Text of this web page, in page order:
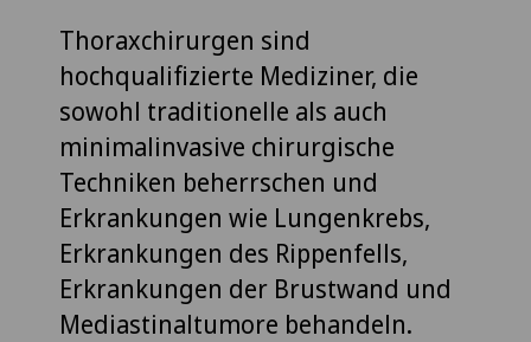
Thoraxchirurgen sind
hochqualifizierte Mediziner, die
sowohl traditionelle als auch
minimalinvasive chirurgische
Techniken beherrschen und
Erkrankungen wie Lungenkrebs,
Erkrankungen des Rippenfells,
Erkrankungen der Brustwand und
Mediastinaltumore behandeln.